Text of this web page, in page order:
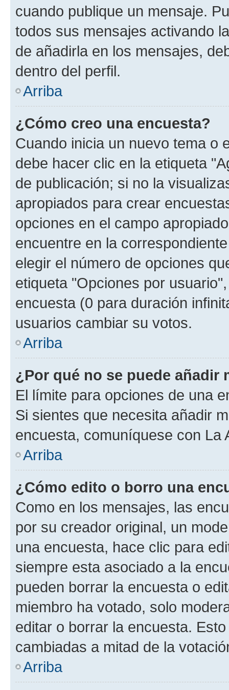
cuando publique un mensaje.
todos sus mensajes activando
de añadirla en los mensajes,
dentro del perfil.
Arriba
¿Cómo creo una encuesta?
Cuando inicia un nuevo tema o
debe hacer clic en la etiqueta
de publicación; si no la
apropiados para crear
opciones en el campo
encuentre en la
elegir el número de opciones
etiqueta "Opciones por
encuesta (0 para duración
usuarios cambiar su votos.
Arriba
¿Por qué no se puede añadir
El límite para opciones de una
Si sientes que necesita añadir
encuesta, comuníquese con La
Arriba
¿Cómo edito o borro una
Como en los mensajes, las
por su creador original, un
una encuesta, hace clic para
siempre esta asociado a la
pueden borrar la encuesta o
miembro ha votado, solo
editar o borrar la encuesta.
cambiadas a mitad de la
Arriba